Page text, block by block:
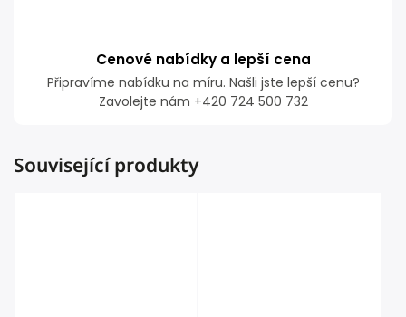
Cenové nabídky a lepší cena
Připravíme nabídku na míru. Našli jste lepší cenu?
Zavolejte nám +420 724 500 732
Související produkty